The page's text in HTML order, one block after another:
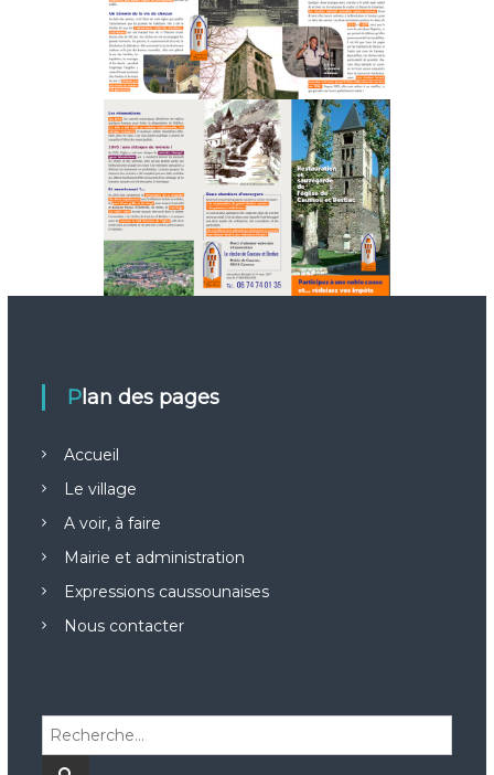
Plan des pages
Accueil
Le village
A voir, à faire
Mairie et administration
Expressions caussounaises
Nous contacter
R